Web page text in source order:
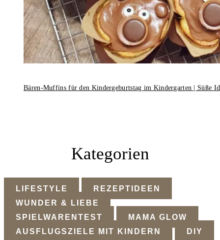
Bären-Muffins für den Kindergeburtstag im Kindergarten | Süße
Kategorien
LIFESTYLE
REZEPTIDEEN
WUNDER & LIEBE
SPIELWARENTEST
MAMA GLOW
AUSFLUGSZIELE MIT KINDERN
DIY